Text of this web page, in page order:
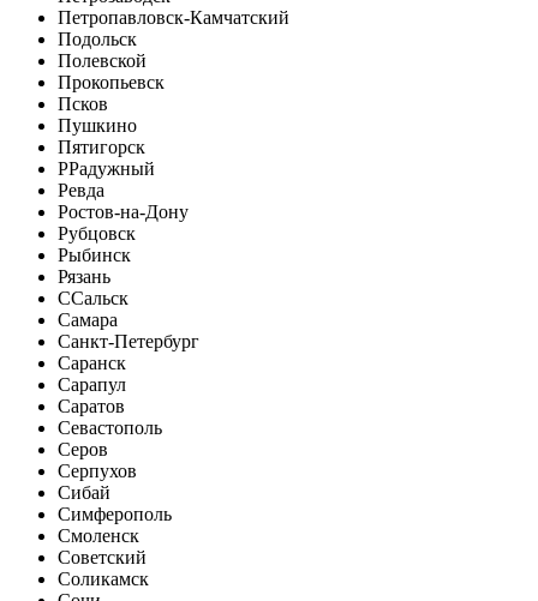
Петропавловск-Камчатский
Подольск
Полевской
Прокопьевск
Псков
Пушкино
Пятигорск
РРадужный
Ревда
Ростов-на-Дону
Рубцовск
Рыбинск
Рязань
ССальск
Самара
Санкт-Петербург
Саранск
Сарапул
Саратов
Севастополь
Серов
Серпухов
Сибай
Симферополь
Смоленск
Советский
Соликамск